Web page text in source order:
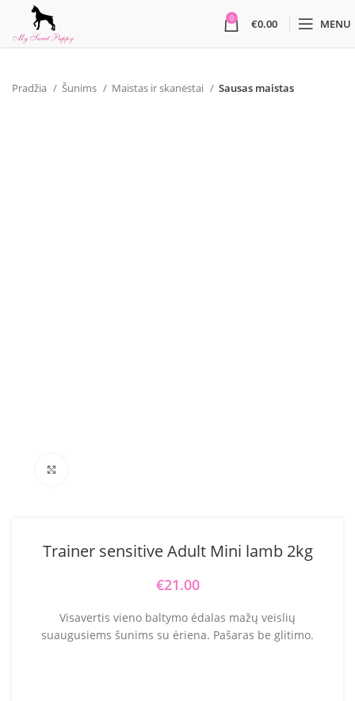
0 €0.00 MENU
Pradžia Šunims Maistas ir skanėstai Sausas maistas
Trainer sensitive Adult Mini lamb 2kg
€21.00
Visavertis vieno baltymo ėdalas mažų veislių
suaugusiems šunims su ėriena. Pašaras be glitimo.